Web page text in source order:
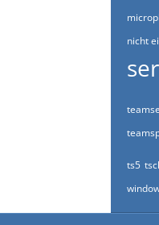
nicht
ts5